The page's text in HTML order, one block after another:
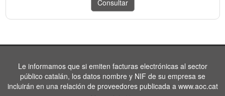
Le informamos que si emiten facturas electrónicas al sector
público catalán, los datos nombre y NIF de su empresa se
incluirán en una relación de proveedores publicada a www.aoc.cat